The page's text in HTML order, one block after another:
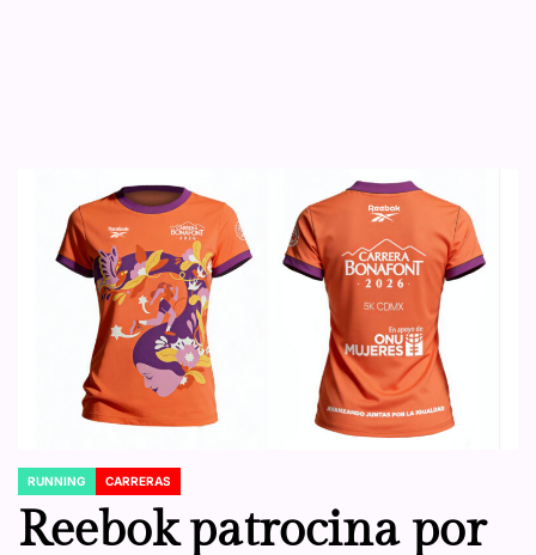
POSTED
IN
RUNNING CARRERAS
Reebok patrocina por